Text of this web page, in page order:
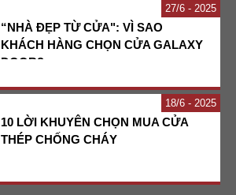
27 6 - 2025
“NHÀ ĐẸP TỪ CỬA": VÌ SAO
KHÁCH HÀNG CHỌN CỬA GALAXY
DOOR?
18 6 - 2025
10 LỜI KHUYÊN CHỌN MUA CỬA
THÉP CHỐNG CHÁY